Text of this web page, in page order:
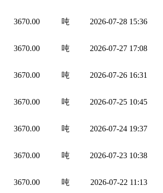
3670.00 吨 2026-07-28 15:36
3670.00 吨 2026-07-27 17:08
3670.00 吨 2026-07-26 16:31
3670.00 吨 2026-07-25 10:45
3670.00 吨 2026-07-24 19:37
3670.00 吨 2026-07-23 10:38
3670.00 吨 2026-07-22 11:13